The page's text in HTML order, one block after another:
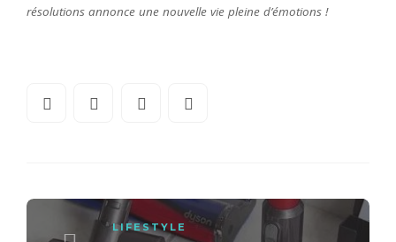
résolutions annonce une nouvelle vie pleine d’émotions !
LIFESTYLE